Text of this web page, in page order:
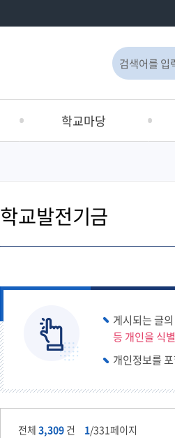
검
색
통
합
검
색
학교마당
Wee센터
학생맞춤통합지원
교육정보나눔터
희망교육지구
방과후청렴소리샘
(방청소)
학교발전기금
게시되는 글
등 개인을 식
개인정보를
전체3,309 건 1/331페이지